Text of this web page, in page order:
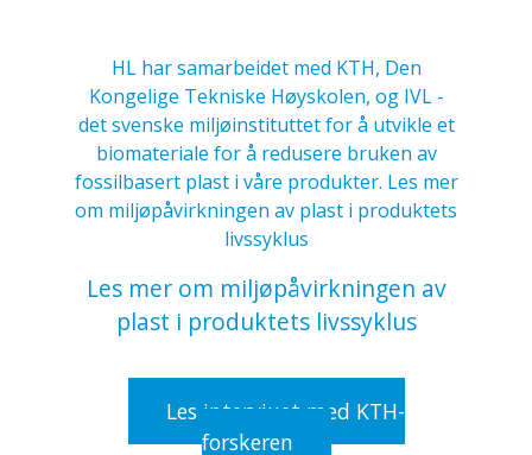
HL har samarbeidet med KTH, Den
Kongelige Tekniske Høyskolen, og IVL -
det svenske miljøinstituttet for å utvikle et
biomateriale for å redusere bruken av
fossilbasert plast i våre produkter. Les mer
om miljøpåvirkningen av plast i produktets
livssyklus
Les mer om miljøpåvirkningen av
plast i produktets livssyklus
Les intervjuet med KTH-
forskeren